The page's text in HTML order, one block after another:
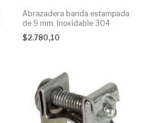
Abrazadera banda estampada
de 9 mm. Inoxidable 304
$2.780,10